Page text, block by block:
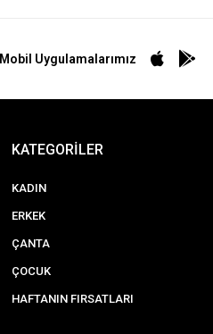
Mobil Uygulamalarımız
KATEGORİLER
KADIN
ERKEK
ÇANTA
ÇOCUK
HAFTANIN FIRSATLARI